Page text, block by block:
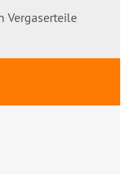
Vergaserteile